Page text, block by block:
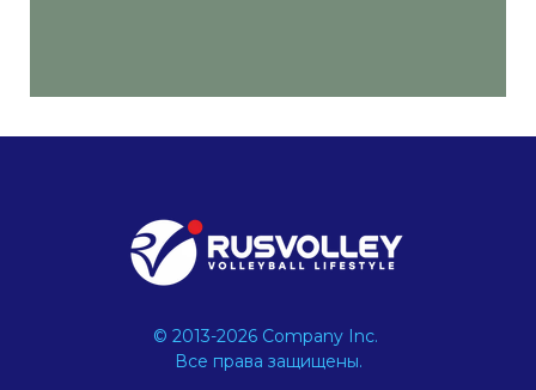
© 2013-2026 Company Inc.
Все права защищены.